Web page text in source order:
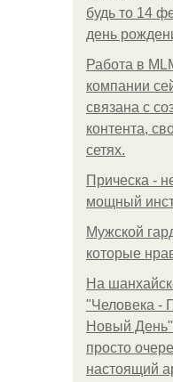
будь то 14
день
Работа в
компании
связана с
контента,
сетях.
Прическа -
мощный
Мужской
которые
На
"Человека -
Новый
просто
настоящий